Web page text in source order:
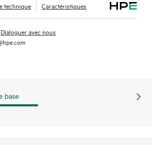
micrologiciel du lecteur provient d'une
grâce à l’outil HPE SmartSSD Wear
déterminer si des lecteurs présentent
technique Caractéristiques
Dialoguer avec nous
base